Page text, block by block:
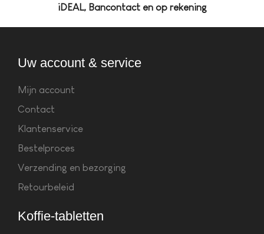
iDEAL, Bancontact en op rekening
Uw account & service
Mijn account
Contact
Klantenservice
Bestelproces
Verzending en bezorging
Retourbeleid
Koffie-tabletten